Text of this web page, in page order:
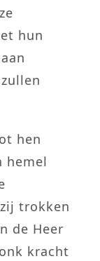
hun
hen
hemel
trokken
de Heer
kracht